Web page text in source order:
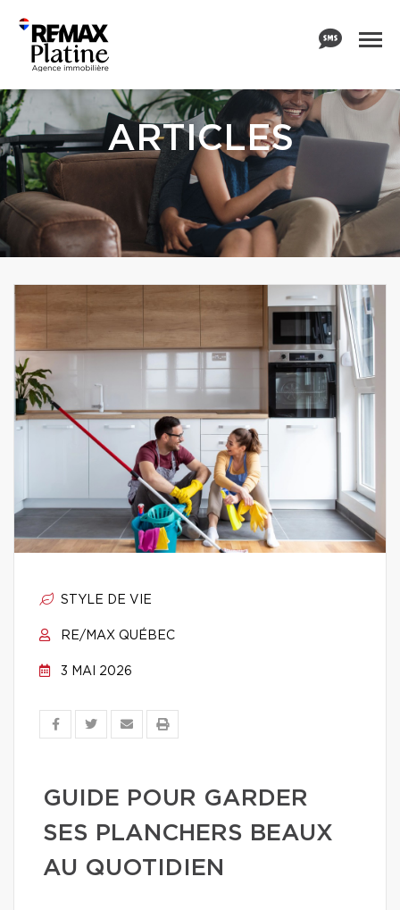
ARTICLES
STYLE DE VIE
RE/MAX QUÉBEC
3 MAI 2026
GUIDE POUR GARDER
SES PLANCHERS BEAUX
AU QUOTIDIEN